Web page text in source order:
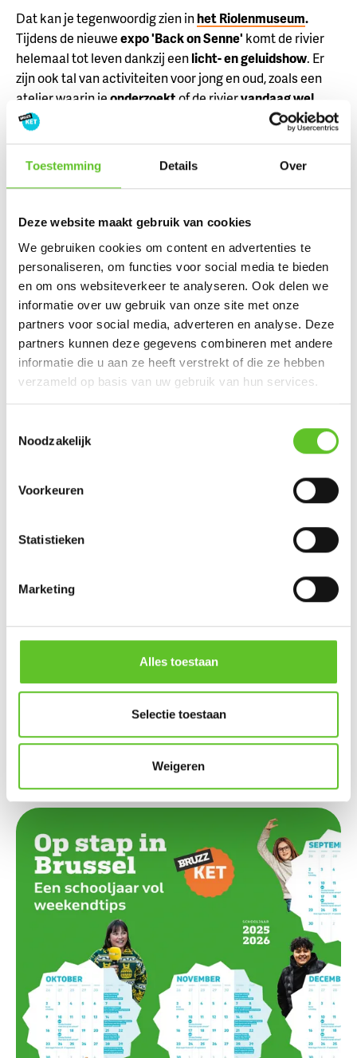
Toestemming Details Over
Deze website maakt gebruik van cookies
We gebruiken cookies om content en advertenties te
personaliseren, om functies voor social media te bieden
en om ons websiteverkeer te analyseren. Ook delen we
informatie over uw gebruik van onze site met onze
partners voor social media, adverteren en analyse. Deze
partners kunnen deze gegevens combineren met andere
informatie die u aan ze heeft verstrekt of die ze hebben
verzameld op basis van uw gebruik van hun services.
Noodzakelijk
Voorkeuren
Statistieken
Marketing
Alles toestaan
Selectie toestaan
Weigeren
Dat kan je tegenwoordig zien inhet Riolenmuseum.
Tijdens de nieuweexpo 'Back on Senne' komt de rivier
helemaal tot leven dankzij eenlicht- en geluidshow. Er
zijn ook tal van activiteiten voor jong en oud, zoals een
atelier waarin jeonderzoektof de riviervandaag wel
gezond
LEES MEER OVER ANDERLECHT KETCITY
Nu op BRUZZ Klik
KLIK 2025-2026: Deze klassen maken mee het nieuws
Duik in de wereld van media als KLIK-klas
BRUZZKet voor leerkrachten
KLIK 2025-2026: aanmeldingsformulier
nieuwsbrief
BRUZZKet Actuaquiz: hoe goed volgden
(Her)ontdek Brussel met je leerlingen
luisteren jullie?
NIEUWS 23/5/2025
KLIK 2024-2025: Deze klassen maken
mee het nieuws
KLIK-KLASSEN 03/12/2024